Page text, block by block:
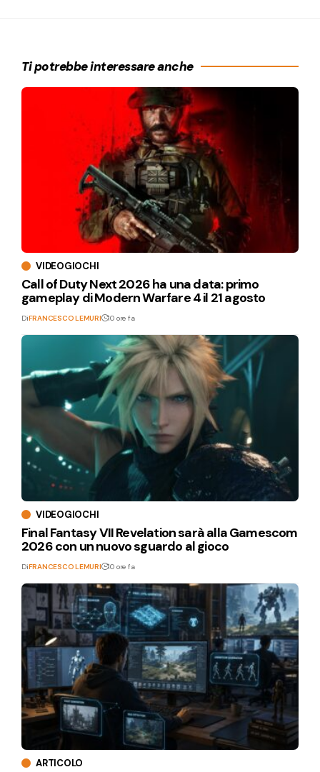
Ti potrebbe interessare anche
VIDEOGIOCHI
Call of Duty Next 2026 ha una data: primo
gameplay di Modern Warfare 4 il 21 agosto
DiFRANCESCO LEMURI 10 ore fa
VIDEOGIOCHI
Final Fantasy VII Revelation sarà alla Gamescom
2026 con un nuovo sguardo al gioco
DiFRANCESCO LEMURI 10 ore fa
ARTICOLO